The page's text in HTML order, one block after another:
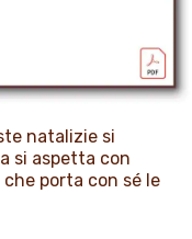
natalizie si
si aspetta con
porta con sé le